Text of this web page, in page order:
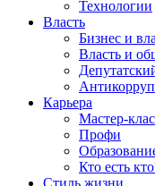
Технологии
Власть
Бизнес и
Власть и
Карьера
Мастер-
Профи
Кто есть
Стиль жизни